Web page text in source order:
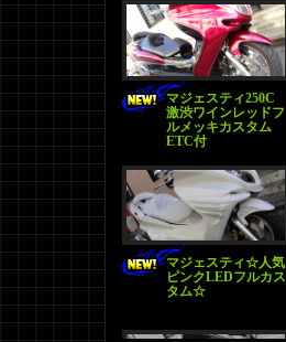
マジェスティ250C
激渋ワインレッドフ
ルメッキカスタム
ETC付
マジェスティ☆人気
ピンクLEDフルカス
タム☆